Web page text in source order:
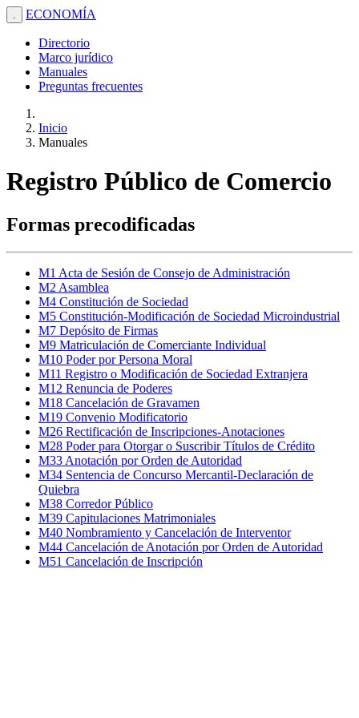
. ECONOMÍA
Directorio
Marco jurídico
Manuales
Preguntas frecuentes
Inicio
Manuales
Registro Público de Comercio
Formas precodificadas
M1 Acta de Sesión de Consejo de Administración
M2 Asamblea
M4 Constitución de Sociedad
M5 Constitución-Modificación de Sociedad Microindustrial
M7 Depósito de Firmas
M9 Matriculación de Comerciante Individual
M10 Poder por Persona Moral
M11 Registro o Modificación de Sociedad Extranjera
M12 Renuncia de Poderes
M18 Cancelación de Gravamen
M19 Convenio Modificatorio
M26 Rectificación de Inscripciones-Anotaciones
M28 Poder para Otorgar o Suscribir Títulos de Crédito
M33 Anotación por Orden de Autoridad
M34 Sentencia de Concurso Mercantil-Declaración de
Quiebra
M38 Corredor Público
M39 Capitulaciones Matrimoniales
M40 Nombramiento y Cancelación de Interventor
M44 Cancelación de Anotación por Orden de Autoridad
M51 Cancelación de Inscripción